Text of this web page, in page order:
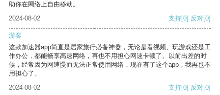
助你在网络上自由移动。
2024-08-02
支持[0] 反对[0]
游客
这款加速器app简直是居家旅行必备神器，无论是看视频、玩游戏还是工
作办公，都能畅享高速网络，再也不用担心网速卡顿了。以前出差的时
候，经常因为网速慢而无法正常使用网络，现在有了这个app，我再也不
用担心了。
2024-08-02
支持[0] 反对[0]